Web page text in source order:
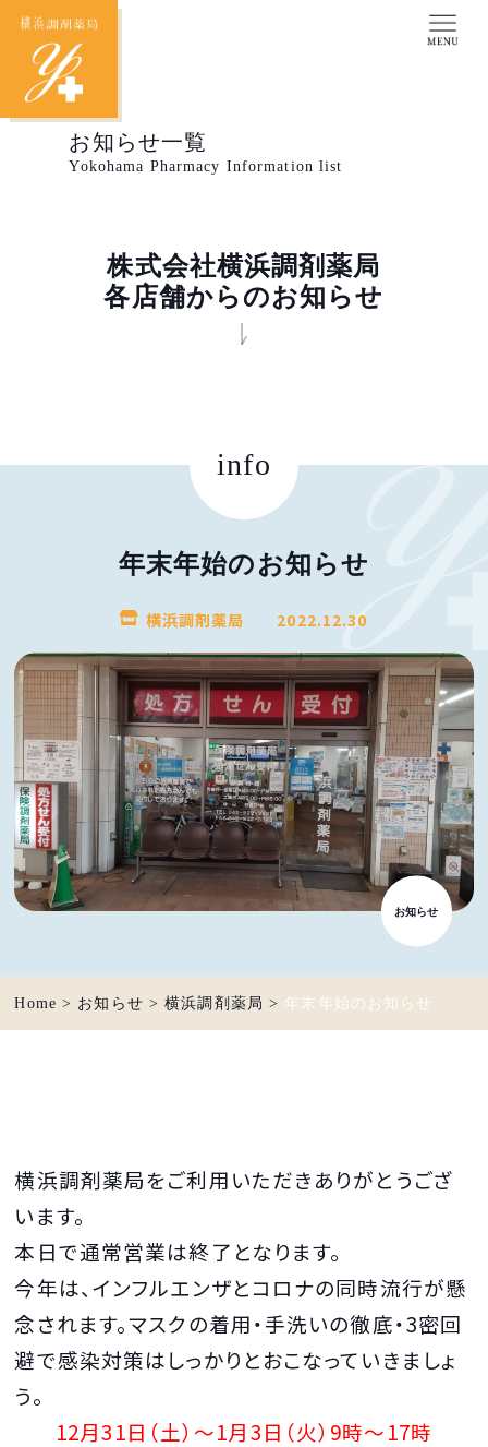
お知らせ一覧
Yokohama Pharmacy Information list
株式会社横浜調剤薬局
各店舗からのお知らせ
info
年末年始のお知らせ
横浜調剤薬局 2022.12.30
お知らせ
Home > お知らせ >横浜調剤薬局 > 年末年始のお知らせ
横浜調剤薬局をご利用いただきありがとうござ
います。
本日で通常営業は終了となります。
今年は、インフルエンザとコロナの同時流行が懸
念されます。マスクの着用・手洗いの徹底・3密回
避で感染対策はしっかりとおこなっていきましょ
う。
12月31日（土）～1月3日（火） 9時～17時